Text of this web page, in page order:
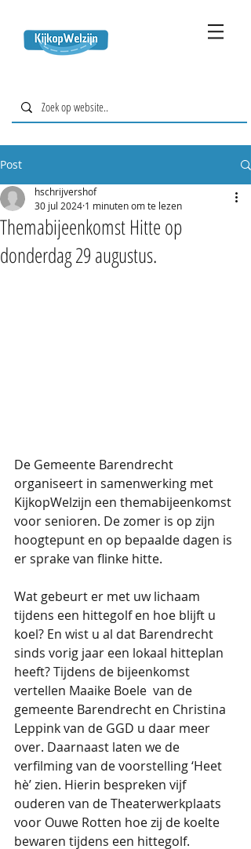
Post
Themabijeenkomst Hitte op
donderdag 29 augustus.
hschrijvershof
30 jul 2024 1 minuten om te lezen
De Gemeente Barendrecht
organiseert in samenwerking met
KijkopWelzijn een themabijeenkomst
voor senioren. De zomer is op zijn
hoogtepunt en op bepaalde dagen is
er sprake van flinke hitte.
Wat gebeurt er met uw lichaam
tijdens een hittegolf en hoe blijft u
koel? En wist u al dat Barendrecht
sinds vorig jaar een lokaal hitteplan
heeft? Tijdens de bijeenkomst
vertellen Maaike Boele  van de
gemeente Barendrecht en Christina
Leppink van de GGD u daar meer
over. Daarnaast laten we de
verfilming van de voorstelling ‘Heet
hè’ zien. Hierin bespreken vijf
ouderen van de Theaterwerkplaats
voor Ouwe Rotten hoe zij de koelte
bewaren tijdens een hittegolf.